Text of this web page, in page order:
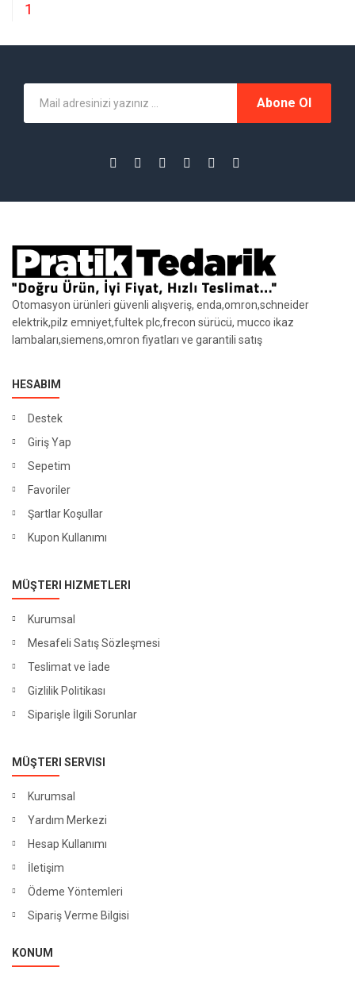
1
Abone Ol
Otomasyon ürünleri güvenli alışveriş, enda,omron,schneider
elektrik,pilz emniyet,fultek plc,frecon sürücü, mucco ikaz
lambaları,siemens,omron fiyatları ve garantili satış
HESABIM
Destek
Giriş Yap
Sepetim
Favoriler
Şartlar Koşullar
Kupon Kullanımı
MÜŞTERI HIZMETLERI
Kurumsal
Mesafeli Satış Sözleşmesi
Teslimat ve İade
Gizlilik Politikası
Siparişle İlgili Sorunlar
MÜŞTERI SERVISI
Kurumsal
Yardım Merkezi
Hesap Kullanımı
İletişim
Ödeme Yöntemleri
Sipariş Verme Bilgisi
KONUM